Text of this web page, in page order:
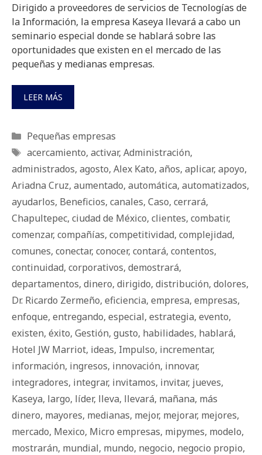
Dirigido a proveedores de servicios de Tecnologías de
la Información, la empresa Kaseya llevará a cabo un
seminario especial donde se hablará sobre las
oportunidades que existen en el mercado de las
pequeñas y medianas empresas.
LEER MÁS
Categorías
Pequeñas empresas
Etiquetas
acercamiento, activar, Administración,
administrados, agosto, Alex Kato, años, aplicar, apoyo,
Ariadna Cruz, aumentado, automática, automatizados,
ayudarlos, Beneficios, canales, Caso, cerrará,
Chapultepec, ciudad de México, clientes, combatir,
comenzar, compañías, competitividad, complejidad,
comunes, conectar, conocer, contará, contentos,
continuidad, corporativos, demostrará,
departamentos, dinero, dirigido, distribución, dolores,
Dr. Ricardo Zermeño, eficiencia, empresa, empresas,
enfoque, entregando, especial, estrategia, evento,
existen, éxito, Gestión, gusto, habilidades, hablará,
Hotel JW Marriot, ideas, Impulso, incrementar,
información, ingresos, innovación, innovar,
integradores, integrar, invitamos, invitar, jueves,
Kaseya, largo, líder, lleva, llevará, mañana, más
dinero, mayores, medianas, mejor, mejorar, mejores,
mercado, Mexico, Micro empresas, mipymes, modelo,
mostrarán, mundial, mundo, negocio, negocio propio,